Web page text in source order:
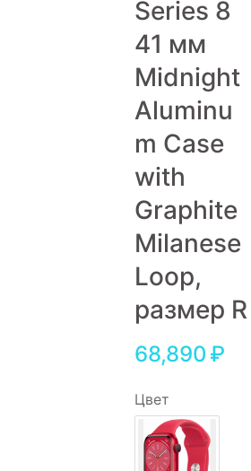
Series 8
41 мм
Midnight
Aluminu
m Case
with
Graphite
Milanese
Loop,
размер R
68,890₽
Цвет